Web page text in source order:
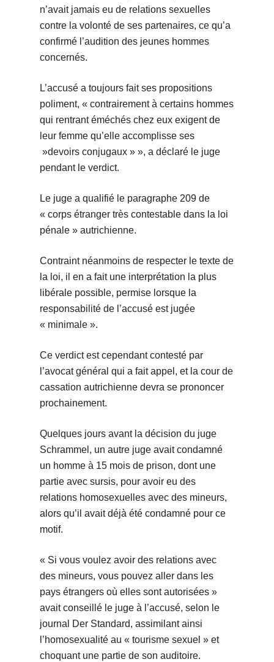
n’avait jamais eu de relations sexuelles
contre la volonté de ses partenaires, ce qu’a
confirmé l’audition des jeunes hommes
concernés.
L’accusé a toujours fait ses propositions
poliment, « contrairement à certains hommes
qui rentrant éméchés chez eux exigent de
leur femme qu’elle accomplisse ses
»devoirs conjugaux » », a déclaré le juge
pendant le verdict.
Le juge a qualifié le paragraphe 209 de
« corps étranger très contestable dans la loi
pénale » autrichienne.
Contraint néanmoins de respecter le texte de
la loi, il en a fait une interprétation la plus
libérale possible, permise lorsque la
responsabilité de l’accusé est jugée
« minimale ».
Ce verdict est cependant contesté par
l’avocat général qui a fait appel, et la cour de
cassation autrichienne devra se prononcer
prochainement.
Quelques jours avant la décision du juge
Schrammel, un autre juge avait condamné
un homme à 15 mois de prison, dont une
partie avec sursis, pour avoir eu des
relations homosexuelles avec des mineurs,
alors qu’il avait déjà été condamné pour ce
motif.
« Si vous voulez avoir des relations avec
des mineurs, vous pouvez aller dans les
pays étrangers où elles sont autorisées »
avait conseillé le juge à l’accusé, selon le
journal Der Standard, assimilant ainsi
l’homosexualité au « tourisme sexuel » et
choquant une partie de son auditoire.